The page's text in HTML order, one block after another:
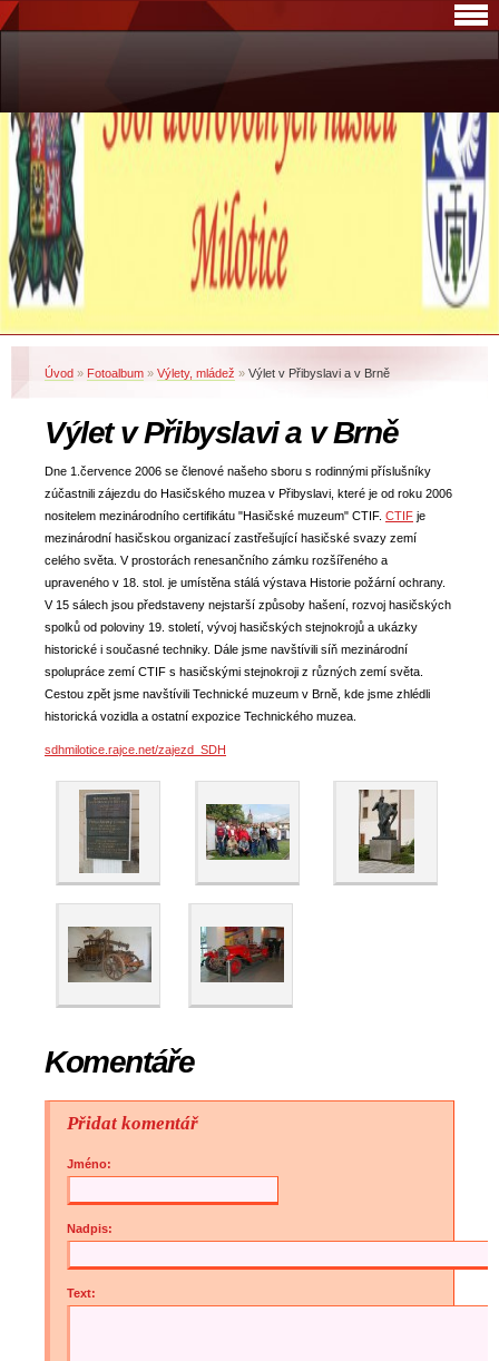
Úvod » Fotoalbum » Výlety, mládež » Výlet v Přibyslavi a v Brně
Výlet v Přibyslavi a v Brně
Dne 1.července 2006 se členové našeho sboru s rodinnými příslušníky
zúčastnili zájezdu do Hasičského muzea v Přibyslavi, které je od roku 2006
nositelem mezinárodního certifikátu "Hasičské muzeum" CTIF. CTIF je
mezinárodní hasičskou organizací zastřešující hasičské svazy zemí
celého světa. V prostorách renesančního zámku rozšířeného a
upraveného v 18. stol. je umístěna stálá výstava Historie požární ochrany.
V 15 sálech jsou představeny nejstarší způsoby hašení, rozvoj hasičských
spolků od poloviny 19. století, vývoj hasičských stejnokrojů a ukázky
historické i současné techniky. Dále jsme navštívili síň mezinárodní
spolupráce zemí CTIF s hasičskými stejnokroji z různých zemí světa.
Cestou zpět jsme navštívili Technické muzeum v Brně, kde jsme zhlédli
historická vozidla a ostatní expozice Technického muzea.
sdhmilotice.rajce.net/zajezd_SDH
Komentáře
Přidat komentář
Jméno:
Nadpis:
Text: